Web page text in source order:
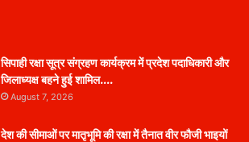
सिपाही रक्षा सूत्र संग्रहण कार्यक्रम में प्रदेश पदाधिकारी और
जिलाध्यक्ष बहने हुई शामिल….
August 7, 2026
देश की सीमाओं पर मातृभूमि की रक्षा में तैनात वीर फौजी भाइयों